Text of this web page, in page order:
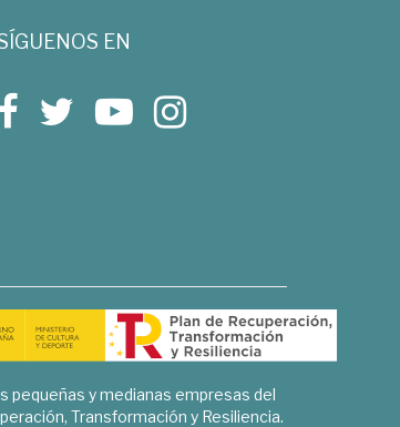
EN
pequeñas y medianas empresas del
Transformación y Resiliencia.